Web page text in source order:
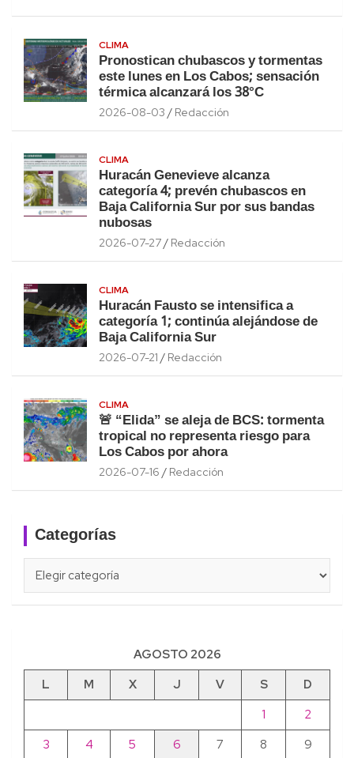
CLIMA
Pronostican chubascos y tormentas
este lunes en Los Cabos; sensación
térmica alcanzará los 38°C
2026-08-03 Redacción
CLIMA
Huracán Genevieve alcanza
categoría 4; prevén chubascos en
Baja California Sur por sus bandas
nubosas
2026-07-27 Redacción
CLIMA
Huracán Fausto se intensifica a
categoría 1; continúa alejándose de
Baja California Sur
2026-07-21 Redacción
CLIMA
🚨 “Elida” se aleja de BCS: tormenta
tropical no representa riesgo para
Los Cabos por ahora
2026-07-16 Redacción
Categorías
AGOSTO 2026
L
M X J V S
D
1
2
3
4 5 6 7 8 9